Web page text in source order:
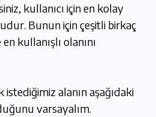
kullanıcı için en kolay
Bunun için çeşitli birkaç
kullanışlı olanını
istediğimiz alanın aşağıdaki
varsayalım.